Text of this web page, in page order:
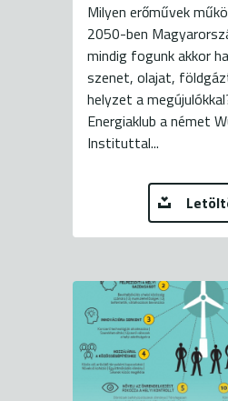
Milyen erőművek
2050-ben
mindig fogunk akkor
szenet, olajat,
helyzet a
Energiaklub a német
Instituttal...